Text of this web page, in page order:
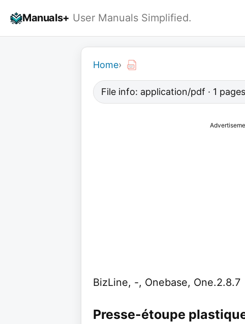
Manuals+ User Manuals Simplified.
Home›
File info: application/pdf · 1
BizLine, -, Onebase, One.2.8.7
Presse-étoupe